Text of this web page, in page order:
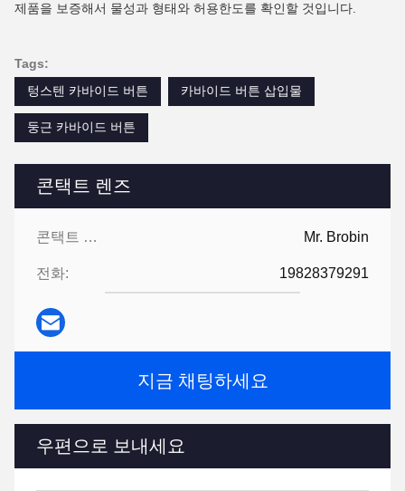
콘택트 렌즈
콘택트 렌즈: Mr. Brobin
전화: 19828379291
지금 채팅하세요
우편으로 보내세요
제품을 보증해서 물성과 형태와 허용한도를 확인할 것입니다.
Tags:
텅스텐 카바이드 버튼
카바이드 버튼 삽입물
둥근 카바이드 버튼